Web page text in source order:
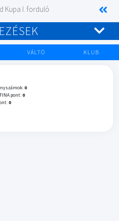
Kupa I. forduló
VÁLTÓ KLUB
0
pont: 0
0